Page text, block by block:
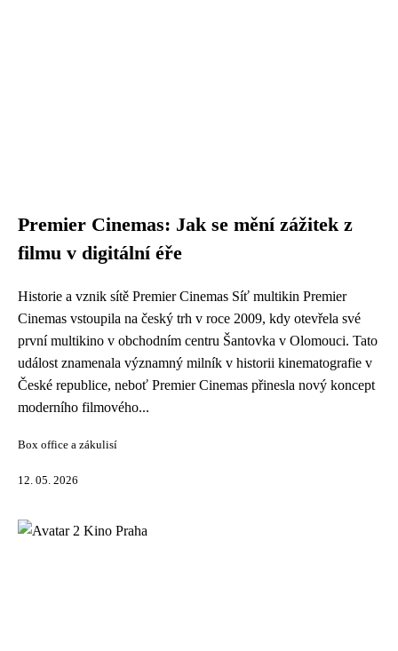
Premier Cinemas: Jak se mění zážitek z
filmu v digitální éře
Historie a vznik sítě Premier Cinemas Síť multikin Premier
Cinemas vstoupila na český trh v roce 2009, kdy otevřela své
první multikino v obchodním centru Šantovka v Olomouci. Tato
událost znamenala významný milník v historii kinematografie v
České republice, neboť Premier Cinemas přinesla nový koncept
moderního filmového...
Box office a zákulisí
12. 05. 2026